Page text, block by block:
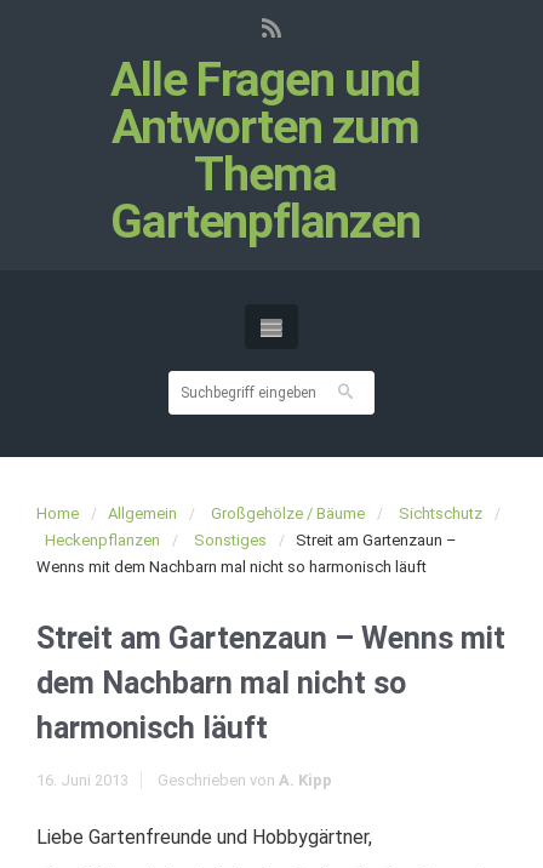
Alle Fragen und
Antworten zum
Thema
Gartenpflanzen
Home Allgemein Großgehölze / Bäume
Sichtschutz
Heckenpflanzen
Sonstiges
Streit am Gartenzaun –
Wenns mit dem Nachbarn mal nicht so harmonisch läuft
Streit am Gartenzaun – Wenns mit
dem Nachbarn mal nicht so
harmonisch läuft
16. Juni 2013 Geschrieben von A. Kipp
Liebe Gartenfreunde und Hobbygärtner,